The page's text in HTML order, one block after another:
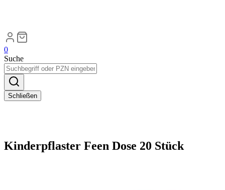
0
Suche
Schließen
Kinderpflaster Feen Dose 20 Stück